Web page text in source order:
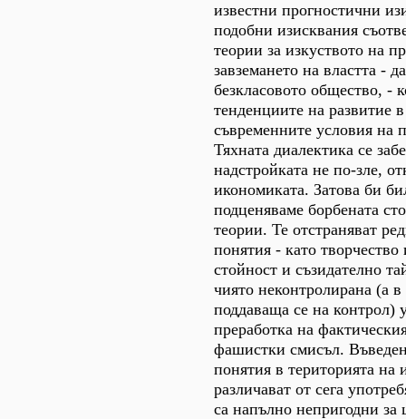
известни прогностични
подобни изисквания
теории за изкуството на
завземането на властта -
безкласовото общество, -
тенденциите на развитие
съвременните условия на
Тяхната диалектика се
надстройката не по-зле,
икономиката. Затова би
подценяваме борбената
теории. Те отстраняват
понятия - като творчество
стойност и съзидателно
чиято неконтролирана (а
поддаваща се на контрол)
преработка на
фашистки смисъл.
понятия в територията на
различават от сега
са напълно непригодни